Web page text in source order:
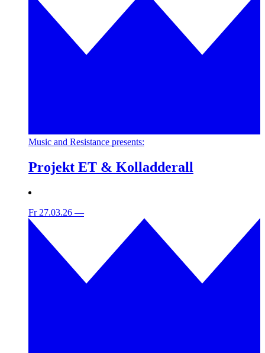
Music and Resistance presents:
Projekt ET & Kolladderall
Fr 27.03.26 —